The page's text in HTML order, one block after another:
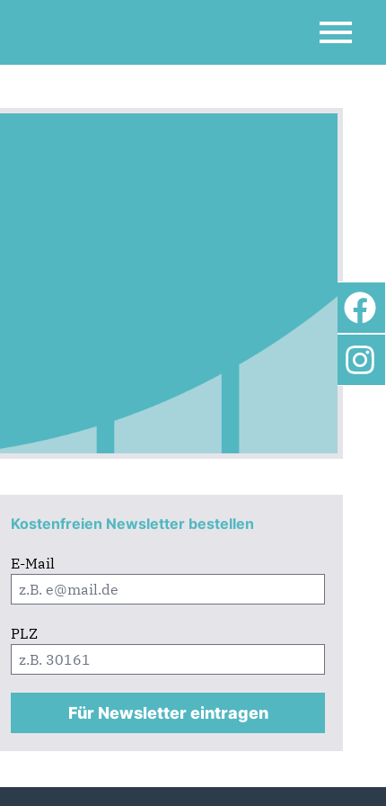
Kostenfreien Newsletter bestellen
E-Mail
PLZ
Für Newsletter eintragen